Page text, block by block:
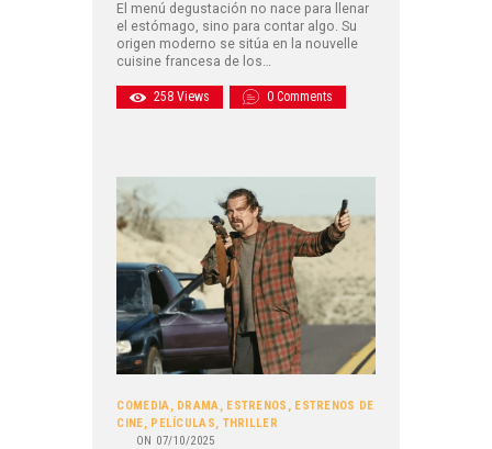
El menú degustación no nace para llenar
el estómago, sino para contar algo. Su
origen moderno se sitúa en la nouvelle
cuisine francesa de los…
258 Views 0 Comments
COMEDIA, DRAMA, ESTRENOS , ESTRENOS DE
CINE, PELÍCULAS, THRILLER
ON 07/10/2025